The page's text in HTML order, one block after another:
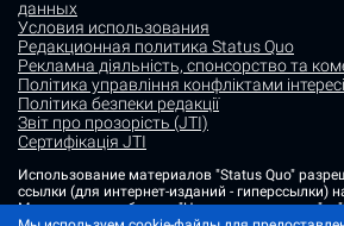
данных
Условия использования
Редакционная политика Status Quo
Рекламна діяльність, спонсорство та
Політика управління конфліктами
Політика безпеки редакції
Звіт про прозорість (JTI)
Сертифікація JTI
Использование материалов "Status Quo"
ссылки (для интернет-изданий - гиперссылки)
Материалы в рубриках "Новости партнеров" и